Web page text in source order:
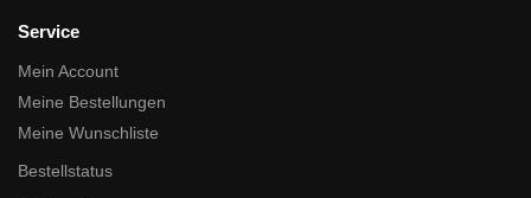
Service
Mein Account
Meine Bestellungen
Meine Wunschliste
Bestellstatus